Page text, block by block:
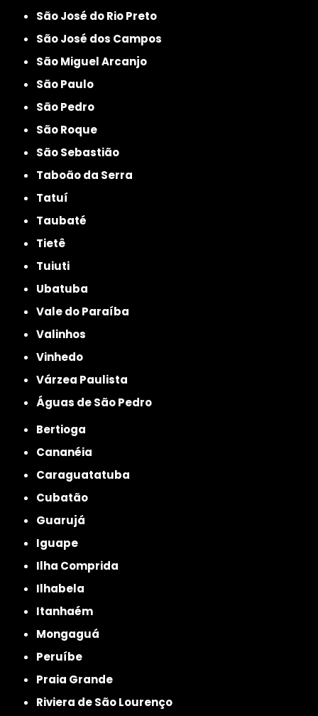
São José do Rio Preto
São José dos Campos
São Miguel Arcanjo
São Paulo
São Pedro
São Roque
São Sebastião
Taboão da Serra
Tatuí
Taubaté
Tietê
Tuiuti
Ubatuba
Vale do Paraíba
Valinhos
Vinhedo
Várzea Paulista
Águas de São Pedro
Bertioga
Cananéia
Caraguatatuba
Cubatão
Guarujá
Iguape
Ilha Comprida
Ilhabela
Itanhaém
Mongaguá
Peruíbe
Praia Grande
Riviera de São Lourenço